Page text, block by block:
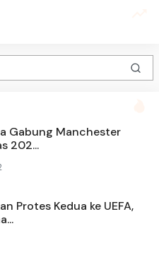
Gabung Manchester
202...
Protes Kedua ke UEFA,